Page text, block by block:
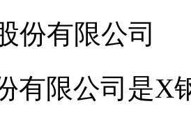
份有限公司
有限公司是X